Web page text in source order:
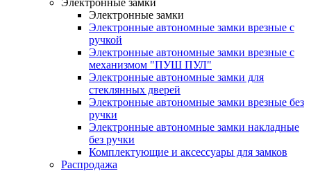
Электронные замки
Электронные замки
Электронные автономные замки врезные с
ручкой
Электронные автономные замки врезные с
механизмом "ПУШ ПУЛ"
Электронные автономные замки для
стеклянных дверей
Электронные автономные замки врезные без
ручки
Электронные автономные замки накладные
без ручки
Комплектующие и аксессуары для замков
Распродажа